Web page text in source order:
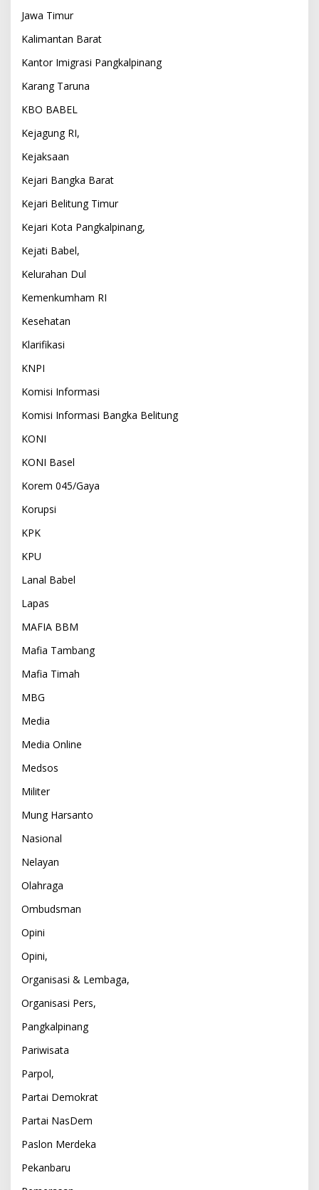
Jawa Timur
Kalimantan Barat
Kantor Imigrasi Pangkalpinang
Karang Taruna
KBO BABEL
Kejagung RI,
Kejaksaan
Kejari Bangka Barat
Kejari Belitung Timur
Kejari Kota Pangkalpinang,
Kejati Babel,
Kelurahan Dul
Kemenkumham RI
Kesehatan
Klarifikasi
KNPI
Komisi Informasi
Komisi Informasi Bangka Belitung
KONI
KONI Basel
Korem 045/Gaya
Korupsi
KPK
KPU
Lanal Babel
Lapas
MAFIA BBM
Mafia Tambang
Mafia Timah
MBG
Media
Media Online
Medsos
Militer
Mung Harsanto
Nasional
Nelayan
Olahraga
Ombudsman
Opini
Opini,
Organisasi & Lembaga,
Organisasi Pers,
Pangkalpinang
Pariwisata
Parpol,
Partai Demokrat
Partai NasDem
Paslon Merdeka
Pekanbaru